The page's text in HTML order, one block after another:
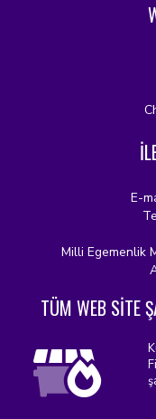
E-
Milli Egemenlik
TÜM WEB SİTE